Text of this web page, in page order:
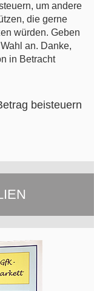
um andere
die gerne
würden. Geben
an. Danke,
in Betracht
beisteuern